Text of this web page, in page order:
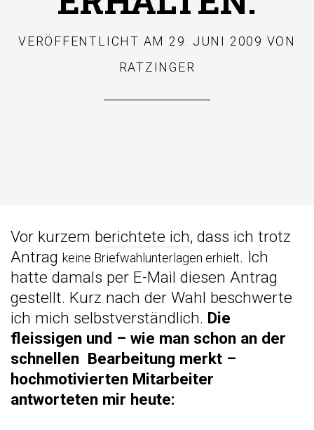
VERÖFFENTLICHT AM 29. JUNI 2009 VON
RATZINGER
Vor kurzem berichtete ich, dass ich trotz
Antrag keine Briefwahlunterlagen erhielt. Ich
hatte damals per E-Mail diesen Antrag
gestellt. Kurz nach der Wahl beschwerte
ich mich selbstverständlich. Die
fleissigen und – wie man schon an der
schnellen Bearbeitung merkt –
hochmotivierten Mitarbeiter
antworteten mir heute: